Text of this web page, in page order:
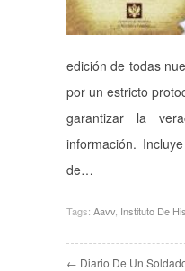
edición de todas
por un estricto
garantizar la
información.
de…
Tags: Aavv Instituto De
← Diario De Un